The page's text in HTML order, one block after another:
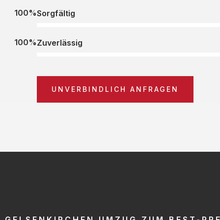
Sorgfältig
100%
Zuverlässig
100%
UNVERBINDLICH ANFRAGEN